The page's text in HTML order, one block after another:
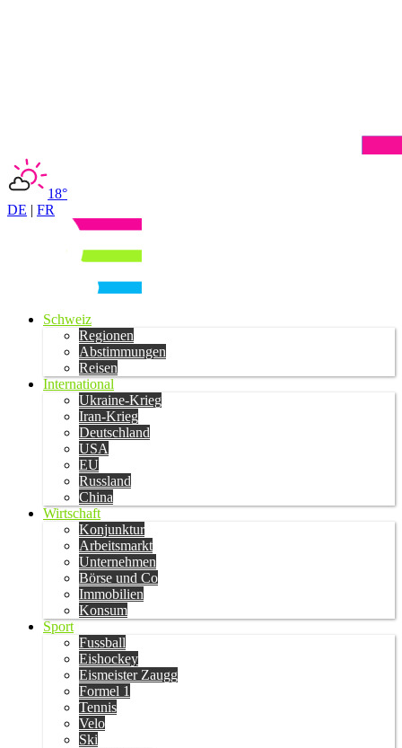
18°
DE | FR
Schweiz
Regionen
Abstimmungen
Reisen
International
Ukraine-Krieg
Iran-Krieg
Deutschland
USA
EU
Russland
China
Wirtschaft
Konjunktur
Arbeitsmarkt
Unternehmen
Börse und Co
Immobilien
Konsum
Sport
Fussball
Eishockey
Eismeister Zaugg
Formel 1
Tennis
Velo
Ski